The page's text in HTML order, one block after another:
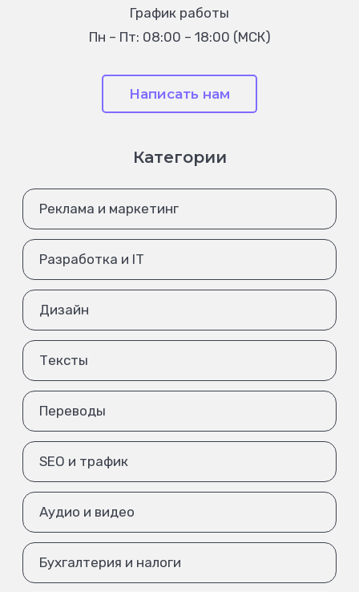
График работы
Пн – Пт: 08:00 – 18:00 (МСК)
Написать нам
Категории
Реклама и маркетинг
Разработка и IT
Дизайн
Тексты
Переводы
SEO и трафик
Аудио и видео
Бухгалтерия и налоги